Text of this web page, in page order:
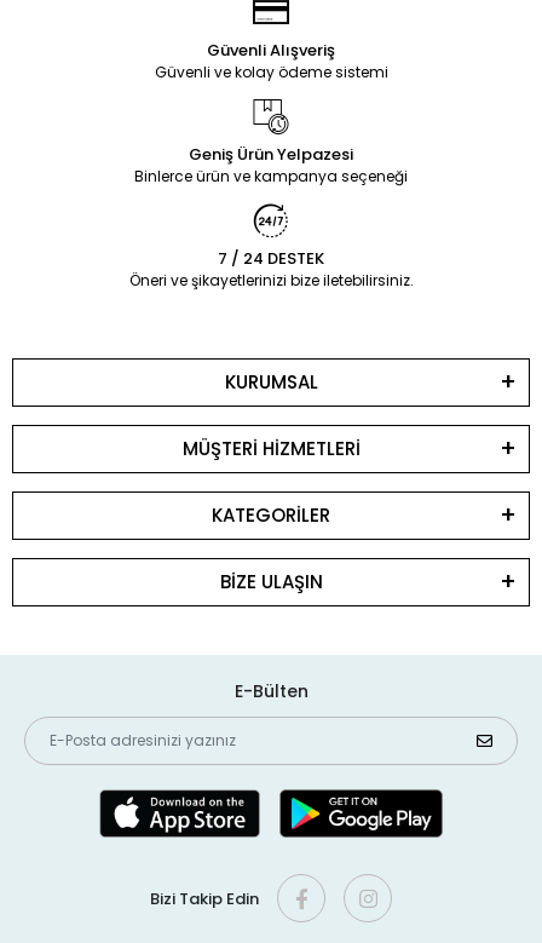
Güvenli Alışveriş
Güvenli ve kolay ödeme sistemi
Geniş Ürün Yelpazesi
Binlerce ürün ve kampanya seçeneği
7 / 24 DESTEK
Öneri ve şikayetlerinizi bize iletebilirsiniz.
KURUMSAL
MÜŞTERİ HİZMETLERİ
KATEGORİLER
BİZE ULAŞIN
E-Bülten
Bizi Takip Edin